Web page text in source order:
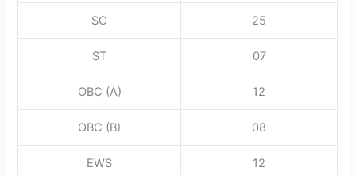
SC 25
ST 07
OBC (A) 12
OBC (B) 08
EWS 12